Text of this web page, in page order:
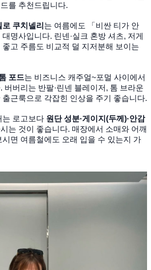
를 추천드립니다.
쿠치넬리 는 여름에도 「비싼 티가 안
명사입니다. 린넨·실크 혼방 셔츠, 저게
고 주름도 비교적 덜 지저분해 보이는
포드는 비즈니스 캐주얼~포멀 사이에서
버버리는 반팔·린넨 블레이저, 톰 브라운
근룩으로 각잡힌 인상을 주기 좋습니다.
는 로고보다 원단 성분·게이지(두께)·안감
는 것이 좋습니다. 매장에서 소매와 어깨
면 여름철에도 오래 입을 수 있는지 가